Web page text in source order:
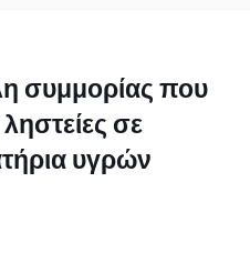
συμμορίας που
σε
υγρών